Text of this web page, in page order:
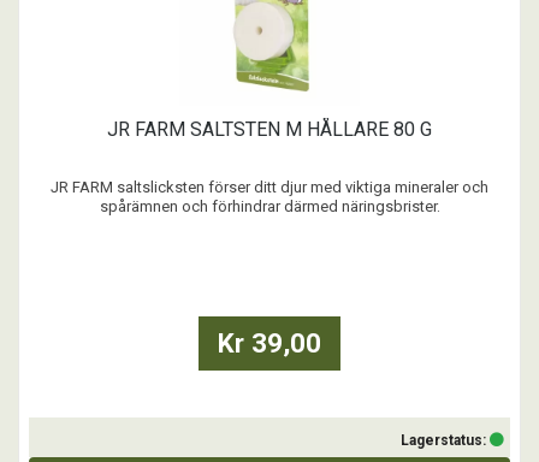
JR FARM SALTSTEN M HÅLLARE 80 G
JR FARM saltslicksten förser ditt djur med viktiga mineraler och
spårämnen och förhindrar därmed näringsbrister.
Kr 39,00
Lagerstatus: